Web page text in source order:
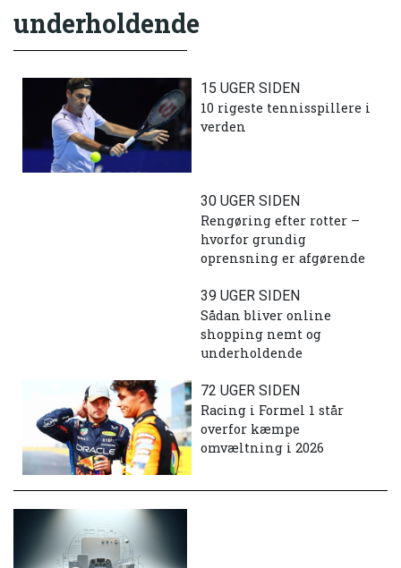
underholdende
15 UGER SIDEN
10 rigeste tennisspillere i
verden
30 UGER SIDEN
Rengøring efter rotter –
hvorfor grundig
oprensning er afgørende
39 UGER SIDEN
Sådan bliver online
shopping nemt og
underholdende
72 UGER SIDEN
Racing i Formel 1 står
overfor kæmpe
omvæltning i 2026